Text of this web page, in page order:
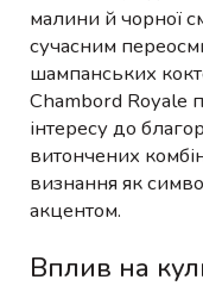
малини й чорної
сучасним
шампанських
Chambord Royale
інтересу до
витончених
визнання як
акцентом.
Вплив на